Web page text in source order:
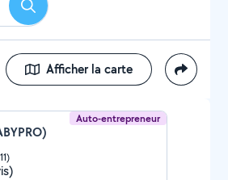
Rechercher
Afficher la carte
Auto-entrepreneur